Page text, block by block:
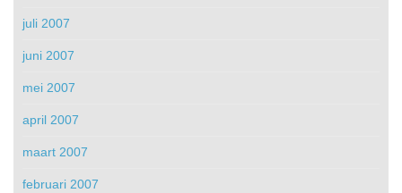
juli 2007
juni 2007
mei 2007
april 2007
maart 2007
februari 2007